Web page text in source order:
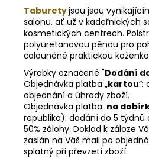
Taburetyjsou jsou
salonu, ať už v kadeřnických
kosmetických centrech.
polyuretanovou pěnou pro
čalouněné praktickou
Výrobky označené "Dodání
Objednávka platba „kartou“:
objednání a úhrady zboží.
Objednávka platba: na
republika): dodání do 5
50% zálohy. Doklad k záloze
zaslán na Váš mail po
splatný při převzetí zboží.